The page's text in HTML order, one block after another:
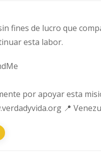
fines de lucro que
esta labor.
por apoyar esta
📍